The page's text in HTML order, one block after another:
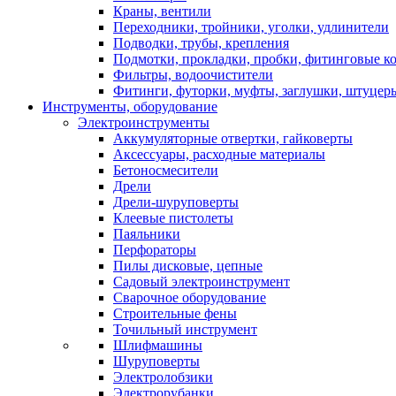
Краны, вентили
Переходники, тройники, уголки, удлинители
Подводки, трубы, крепления
Подмотки, прокладки, пробки, фитинговые
Фильтры, водоочистители
Фитинги, футорки, муфты, заглушки,
Инструменты, оборудование
Электроинструменты
Аккумуляторные отвертки, гайковерты
Аксессуары, расходные материалы
Бетоносмесители
Дрели
Дрели-шуруповерты
Клеевые пистолеты
Паяльники
Перфораторы
Пилы дисковые, цепные
Садовый электроинструмент
Сварочное оборудование
Строительные фены
Точильный инструмент
Шлифмашины
Шуруповерты
Электролобзики
Электрорубанки